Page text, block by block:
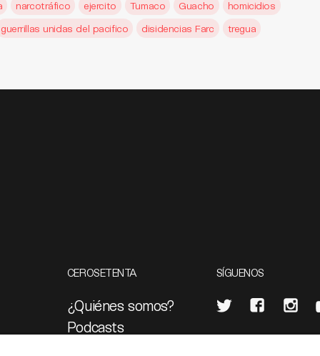
narcotráfico ejercito Tumaco Guacho
homicidios
guerrillas unidas del pacifico disidencias Farc
tregua
CEROSETENTA
¿Quiénes somos?
Podcasts
SÍGUENOS